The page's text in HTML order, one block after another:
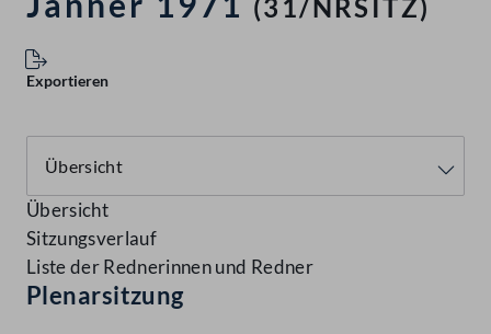
(31/NRSITZ)
Exportieren
Übersicht
Sitzungsverlauf
Liste der Rednerinnen und Redner
Plenarsitzung